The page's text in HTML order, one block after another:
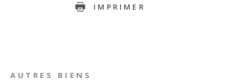
IMPRIMER
AUTRES BIENS